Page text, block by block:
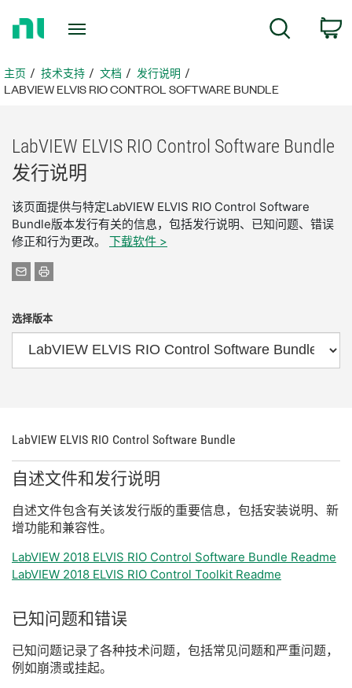
页主页 技术支持 文档
发行说明
LABVIEW ELVIS RIO CONTROL SOFTWARE BUNDLE
LabVIEW ELVIS RIO Control Software Bundle
发行说明
该页面提供与特定LabVIEW ELVIS RIO Control Software
Bundle版本发行有关的信息，包括发行说明、已知问题、错误
修正和行为更改。 下载软件 >
选择版本
LabVIEW ELVIS RIO Control Software Bundle
自述文件和发行说明
自述文件包含有关该发行版的重要信息， 包括安装说明、 新
增功能和兼容性。
LabVIEW 2018 ELVIS RIO Control Software Bundle Readme
LabVIEW 2018 ELVIS RIO Control Toolkit Readme
已知问题和错误
已知问题记录了各种技术问题， 包括常见问题和严重问题，
例如崩溃或挂起。